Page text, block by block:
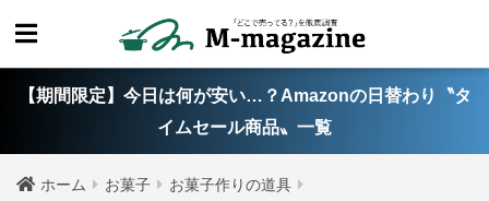
【期間限定】今日は何が安い…？Amazonの日替わり〝タ
イムセール商品〟一覧
ホーム お菓子 お菓子作りの道具